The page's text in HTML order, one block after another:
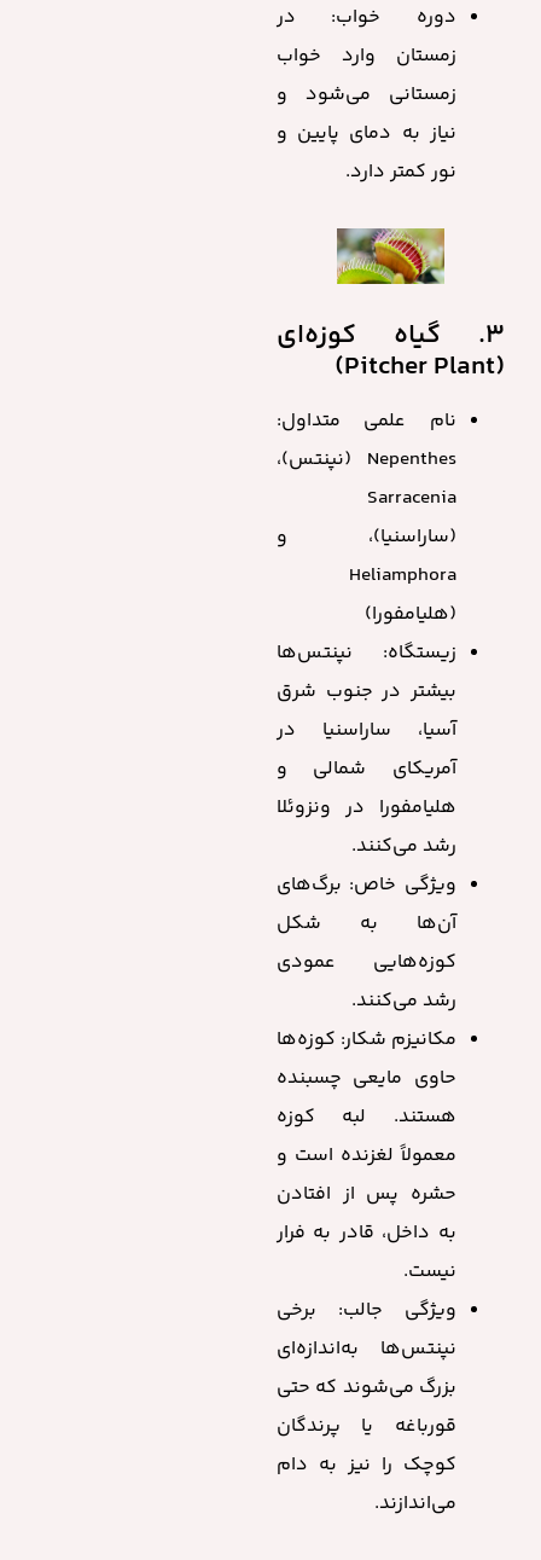
دوره خواب: در
زمستان وارد خواب
زمستانی می‌شود و
نیاز به دمای پایین و
نور کمتر دارد.
3. گیاه کوزه‌ای
(Pitcher Plant)
نام علمی متداول:
Nepenthes (نپنتس)،
Sarracenia
(ساراسنیا)، و
Heliamphora
(هلیامفورا)
زیستگاه: نپنتس‌ها
بیشتر در جنوب شرق
آسیا، ساراسنیا در
آمریکای شمالی و
هلیامفورا در ونزوئلا
رشد می‌کنند.
ویژگی خاص: برگ‌های
آن‌ها به شکل
کوزه‌هایی عمودی
رشد می‌کنند.
مکانیزم شکار: کوزه‌ها
حاوی مایعی چسبنده
هستند. لبه کوزه
معمولاً لغزنده است و
حشره پس از افتادن
به داخل، قادر به فرار
نیست.
ویژگی جالب: برخی
نپنتس‌ها به‌اندازه‌ای
بزرگ می‌شوند که حتی
قورباغه یا پرندگان
کوچک را نیز به دام
می‌اندازند.